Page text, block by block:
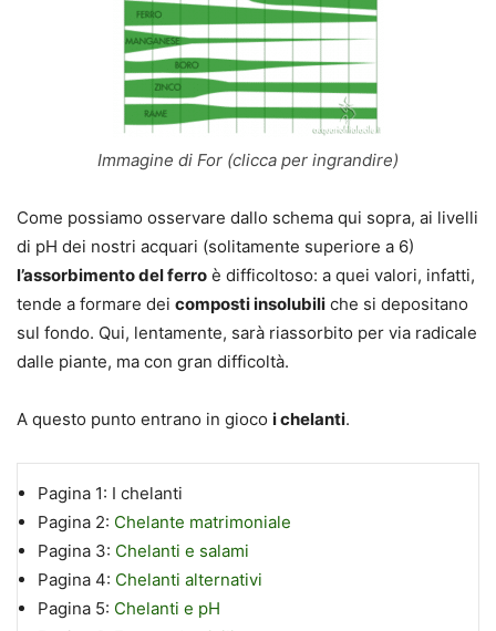
Immagine di For (clicca per ingrandire)
Come possiamo osservare dallo schema qui sopra, ai livelli
di pH dei nostri acquari (solitamente superiore a 6)
l’assorbimento del ferro è difficoltoso: a quei valori, infatti,
tende a formare dei composti insolubili che si depositano
sul fondo. Qui, lentamente, sarà riassorbito per via radicale
dalle piante, ma con gran difficoltà.
A questo punto entrano in gioco i chelanti.
Pagina 1: I chelanti
Pagina 2: Chelante matrimoniale
Pagina 3: Chelanti e salami
Pagina 4: Chelanti alternativi
Pagina 5: Chelanti e pH